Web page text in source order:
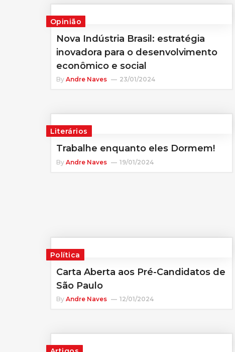
Opinião
Nova Indústria Brasil: estratégia
inovadora para o desenvolvimento
econômico e social
By Andre Naves 23/01/2024
Literários
Trabalhe enquanto eles Dormem!
By Andre Naves 19/01/2024
Política
Carta Aberta aos Pré-Candidatos de
São Paulo
By Andre Naves 12/01/2024